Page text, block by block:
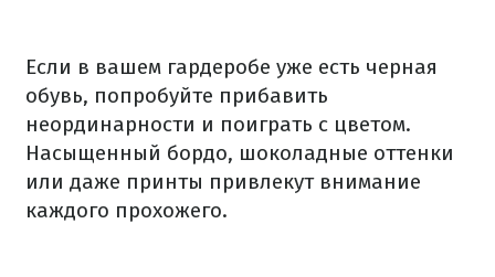
Если в вашем гардеробе уже есть черная
обувь, попробуйте прибавить
неординарности и поиграть с цветом.
Насыщенный бордо, шоколадные оттенки
или даже принты привлекут внимание
каждого прохожего.